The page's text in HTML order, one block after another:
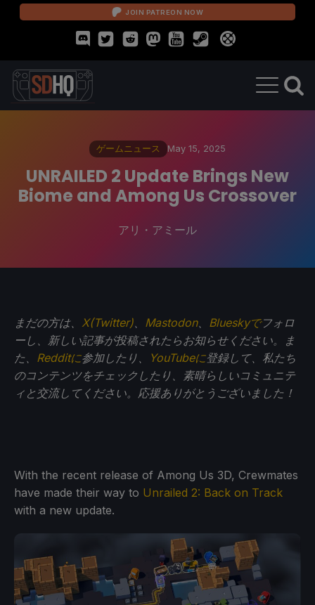
JOIN PATREON NOW
ゲームニュース May 15, 2025
UNRAILED 2 Update Brings New
Biome and Among Us Crossover
アリ・アミール
まだの方は、 X(Twitter) Mastodon、 Blueskyでフォロ
ーし、新しい記事が投稿されたらお知らせください。ま
た、 Redditに参加したり、 YouTubeに登録して、私たち
のコンテンツをチェックしたり、素晴らしいコミュニテ
ィと交流してください。応援ありがとうございました！
With the recent release of Among Us 3D, Crewmates
have made their way to Unrailed 2: Back on Track
with a new update.